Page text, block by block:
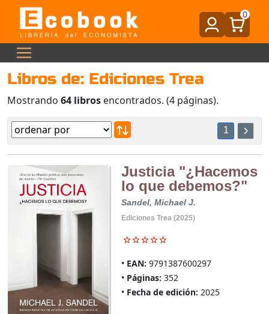
0
Libros de: Ediciones Trea
Mostrando 64 libros encontrados. (4 páginas).
1
Justicia "¿Hacemos
lo que debemos?"
Sandel, Michael J.
Ediciones Trea (2025)
EAN: 9791387600297
Páginas: 352
Fecha de edición: 2025